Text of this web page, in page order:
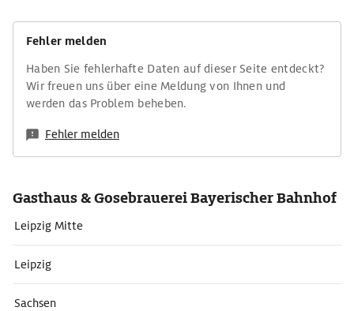
Fehler melden
Haben Sie fehlerhafte Daten auf dieser Seite entdeckt?
Wir freuen uns über eine Meldung von Ihnen und
werden das Problem beheben.
Fehler melden
Gasthaus & Gosebrauerei Bayerischer Bahnhof
Leipzig Mitte
Leipzig
Sachsen